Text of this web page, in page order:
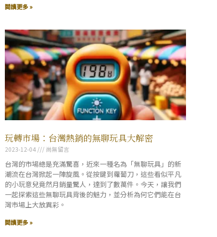
閱讀更多 »
玩轉市場：台灣熱銷的無聊玩具大解密
2023-12-04 尚無留言
台灣的市場總是充滿驚喜，近來一種名為「無聊玩具」的新
潮流在台灣掀起一陣旋風。從按鍵到蘿蔔刀，這些看似平凡
的小玩意兒竟然月銷量驚人，達到了數萬件。今天，讓我們
一起探索這些無聊玩具背後的魅力，並分析為何它們能在台
灣市場上大放異彩。
閱讀更多 »